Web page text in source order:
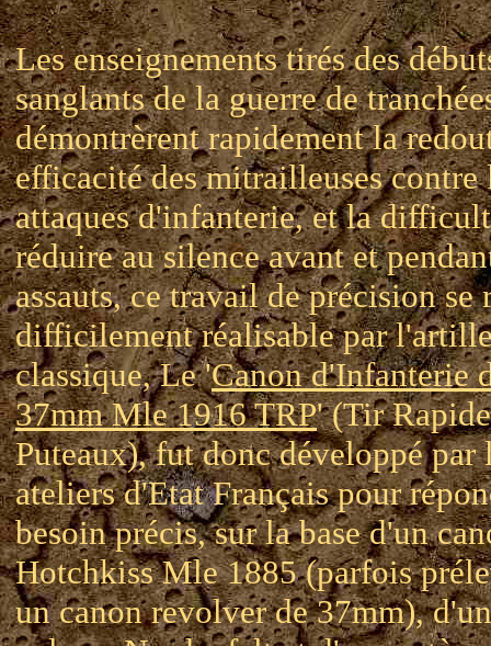
Les enseignements tirés des
sanglants de la guerre de
démontrèrent rapidement la
efficacité des mitrailleuses contre
attaques d'infanterie, et la
réduire au silence avant et
assauts, ce travail de précision se
difficilement réalisable par
classique, Le 'Canon d'Infanterie
37mm Mle 1916 TRP' (Tir Rapide
Puteaux), fut donc développé par
ateliers d'Etat Français pour
besoin précis, sur la base d'un
Hotchkiss Mle 1885 (parfois
un canon revolver de 37mm),